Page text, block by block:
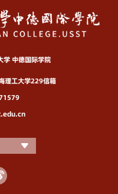
中德国际学院
理工大学229信箱